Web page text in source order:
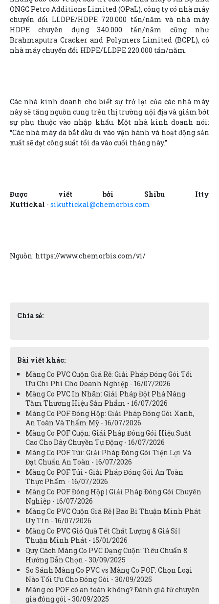
ONGC Petro Additions Limited (OPaL), công ty có nhà máy
chuyển đổi LLDPE/HDPE 720.000 tấn/năm và nhà máy
HDPE chuyên dụng 340.000 tấn/năm cũng như
Brahmaputra Cracker and Polymers Limited (BCPL), có
nhà máy chuyển đổi HDPE/LLDPE 220.000 tấn/năm.
Các nhà kinh doanh cho biết sự trở lại của các nhà máy
này sẽ tăng nguồn cung trên thị trường nội địa và giảm bớt
sự phụ thuộc vào nhập khẩu. Một nhà kinh doanh nói:
“Các nhà máy đã bắt đầu đi vào vận hành và hoạt động sản
xuất sẽ đạt công suất tối đa vào cuối tháng này.”
Được viết bởi Shibu Itty
Kuttickal - sikuttickal@chemorbis.com
Nguồn: https://www.chemorbis.com/vi/
Chia sẻ:
Bài viết khác:
Màng Co PVC Cuộn Giá Rẻ: Giải Pháp Đóng Gói Tối
Ưu Chi Phí Cho Doanh Nghiệp - 16/07/2026
Màng Co PVC In Nhãn: Giải Pháp Đột Phá Nâng
Tầm Thương Hiệu Sản Phẩm - 16/07/2026
Màng Co POF Đóng Hộp: Giải Pháp Đóng Gói Xanh,
An Toàn Và Thẩm Mỹ - 16/07/2026
Màng Co POF Cuộn: Giải Pháp Đóng Gói Hiệu Suất
Cao Cho Dây Chuyền Tự Động - 16/07/2026
Màng Co POF Túi: Giải Pháp Đóng Gói Tiện Lợi Và
Đạt Chuẩn An Toàn - 16/07/2026
Màng Co POF Túi - Giải Pháp Đóng Gói An Toàn
Thực Phẩm - 16/07/2026
Màng Co POF Đóng Hộp | Giải Pháp Đóng Gói Chuyên
Nghiệp - 16/07/2026
Màng Co PVC Cuộn Giá Rẻ | Bao Bì Thuận Minh Phát
Uy Tín - 16/07/2026
Màng Co PVC Giỏ Quà Tết Chất Lượng & Giá Sỉ |
Thuận Minh Phát - 15/01/2026
Quy Cách Màng Co PVC Dạng Cuộn: Tiêu Chuẩn &
Hướng Dẫn Chọn - 30/09/2025
So Sánh Màng Co PVC vs Màng Co POF: Chọn Loại
Nào Tối Ưu Cho Đóng Gói - 30/09/2025
Màng co POF có an toàn không? Đánh giá từ chuyên
gia đóng gói - 30/09/2025